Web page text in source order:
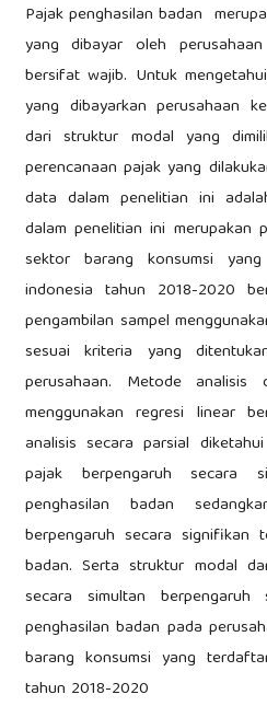
Pajak penghasilan badan
yang dibayar oleh
bersifat wajib. Untuk
yang dibayarkan perusahaan
dari struktur modal yang
perencanaan pajak yang
data dalam penelitian ini
dalam penelitian ini merupakan
sektor barang konsumsi
indonesia tahun 2018-2020
pengambilan sampel
sesuai kriteria yang
perusahaan. Metode
menggunakan regresi linear
analisis secara parsial
pajak berpengaruh secara
penghasilan badan
berpengaruh secara signifikan
badan. Serta struktur modal
secara simultan
penghasilan badan pada
barang konsumsi yang
tahun 2018-2020